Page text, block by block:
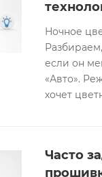
Ночное
если он
«Авто».
хочет
Часто